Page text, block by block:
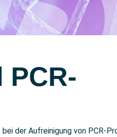
PCR-
der Aufreinigung von PCR-